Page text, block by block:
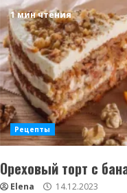
1 мин чтения
Рецепты
Ореховый торт с
Elena 14.12.2023